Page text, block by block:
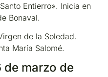
Entierro». Inicia en
Bonaval.
de la Soledad.
María Salomé.
de marzo de